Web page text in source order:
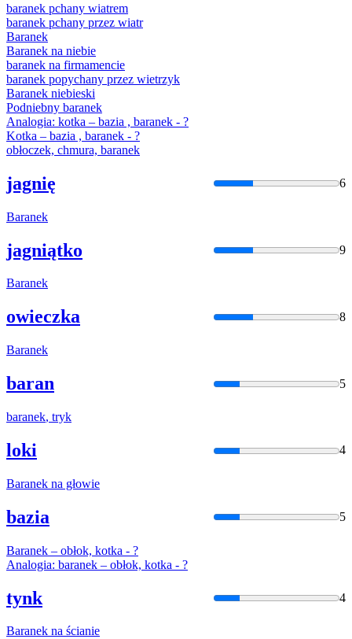
baranek pchany wiatrem
baranek pchany przez wiatr
Baranek
Baranek na niebie
baranek na firmamencie
baranek popychany przez wietrzyk
Baranek niebieski
Podniebny baranek
Analogia: kotka – bazia , baranek - ?
Kotka – bazia , baranek - ?
obłoczek, chmura, baranek
jagnię 6
Baranek
jagniątko 9
Baranek
owieczka 8
Baranek
baran 5
baranek, tryk
loki 4
Baranek na głowie
bazia 5
Baranek – obłok, kotka - ?
Analogia: baranek – obłok, kotka - ?
tynk 4
Baranek na ścianie